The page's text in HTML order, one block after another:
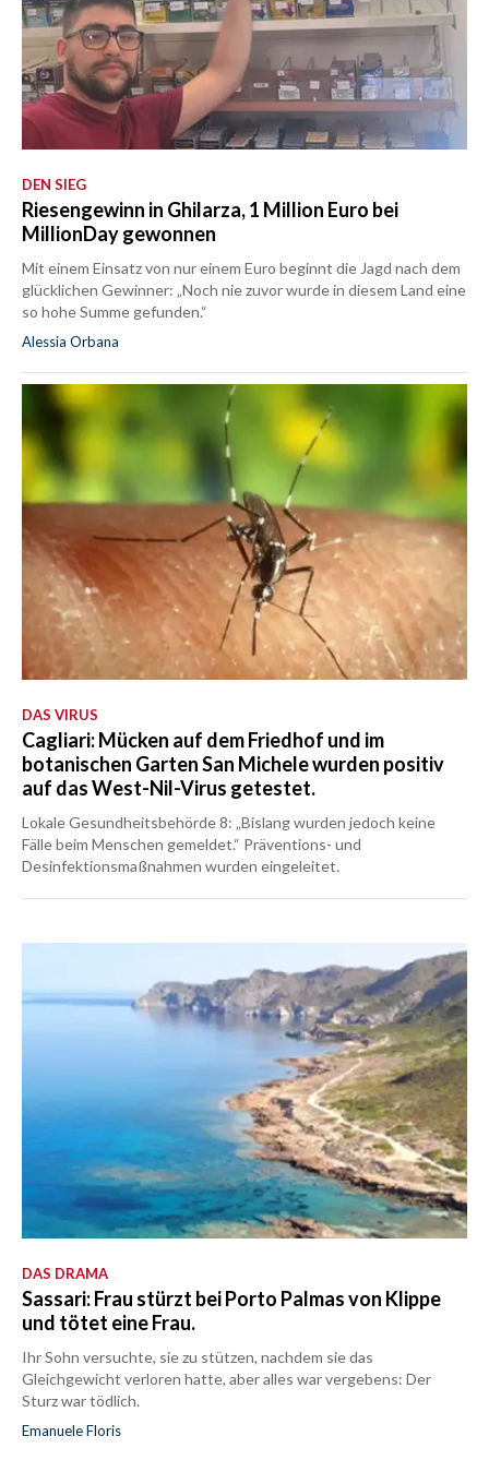
DEN SIEG
Riesengewinn in Ghilarza, 1 Million Euro bei
MillionDay gewonnen
Mit einem Einsatz von nur einem Euro beginnt die Jagd nach dem
glücklichen Gewinner: „Noch nie zuvor wurde in diesem Land eine
so hohe Summe gefunden.“
Alessia Orbana
DAS VIRUS
Cagliari: Mücken auf dem Friedhof und im
botanischen Garten San Michele wurden positiv
auf das West-Nil-Virus getestet.
Lokale Gesundheitsbehörde 8: „Bislang wurden jedoch keine
Fälle beim Menschen gemeldet.“ Präventions- und
Desinfektionsmaßnahmen wurden eingeleitet.
DAS DRAMA
Sassari: Frau stürzt bei Porto Palmas von Klippe
und tötet eine Frau.
Ihr Sohn versuchte, sie zu stützen, nachdem sie das
Gleichgewicht verloren hatte, aber alles war vergebens: Der
Sturz war tödlich.
Emanuele Floris